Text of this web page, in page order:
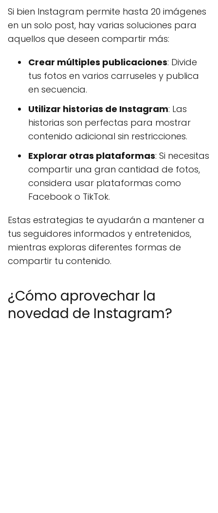
Si bien Instagram permite hasta 20 imágenes
en un solo post, hay varias soluciones para
aquellos que deseen compartir más:
Crear múltiples publicaciones: Divide
tus fotos en varios carruseles y publica
en secuencia.
Utilizar historias de Instagram: Las
historias son perfectas para mostrar
contenido adicional sin restricciones.
Explorar otras plataformas: Si necesitas
compartir una gran cantidad de fotos,
considera usar plataformas como
Facebook o TikTok.
Estas estrategias te ayudarán a mantener a
tus seguidores informados y entretenidos,
mientras exploras diferentes formas de
compartir tu contenido.
¿Cómo aprovechar la
novedad de Instagram?